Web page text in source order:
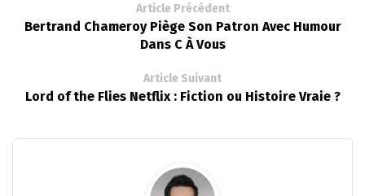
Article Précédent
Bertrand Chameroy Piège Son Patron Avec Humour
Dans C À Vous
Article Suivant
Lord of the Flies Netflix : Fiction ou Histoire Vraie ?